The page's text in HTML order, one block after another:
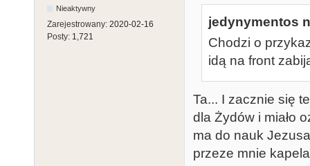
Nieaktywny
Zarejestrowany: 2020-02-16
Posty: 1,721
jedynymentos
Chodzi o
idą na front
Ta... I zacznie się
dla Żydów i miało
ma do nauk
przeze mnie